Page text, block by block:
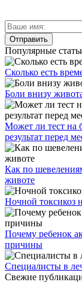
Популярные
Сколько есть
Боли внизу
Может ли тест на
результат перед
Как по
животе
Ночной токсикоз
Почему ребенок
причины
Специалисты в
Свежие